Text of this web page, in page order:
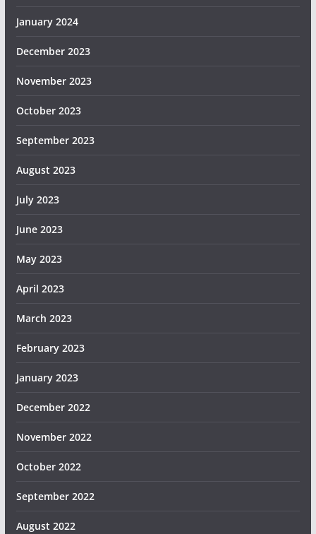
January 2024
December 2023
November 2023
October 2023
September 2023
August 2023
July 2023
June 2023
May 2023
April 2023
March 2023
February 2023
January 2023
December 2022
November 2022
October 2022
September 2022
August 2022